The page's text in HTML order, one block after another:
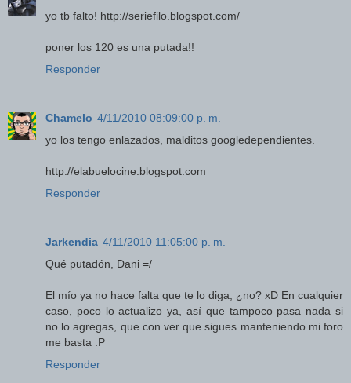
yo tb falto! http://seriefilo.blogspot.com/
poner los 120 es una putada!!
Responder
Chamelo 4/11/2010 08:09:00 p. m.
yo los tengo enlazados, malditos googledependientes.
http://elabuelocine.blogspot.com
Responder
Jarkendia 4/11/2010 11:05:00 p. m.
Qué putadón, Dani =/
El mío ya no hace falta que te lo diga, ¿no? xD En cualquier
caso, poco lo actualizo ya, así que tampoco pasa nada si
no lo agregas, que con ver que sigues manteniendo mi foro
me basta :P
Responder